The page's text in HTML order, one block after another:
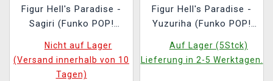
Figur Hell's Paradise -
Sagiri (Funko POP!
Nicht auf Lager
(Versand innerhalb von 10
Tagen)
Figur Hell's Paradise -
Yuzuriha (Funko POP!
Auf Lager (5Stck)
Lieferung in 2-5 Werktagen.